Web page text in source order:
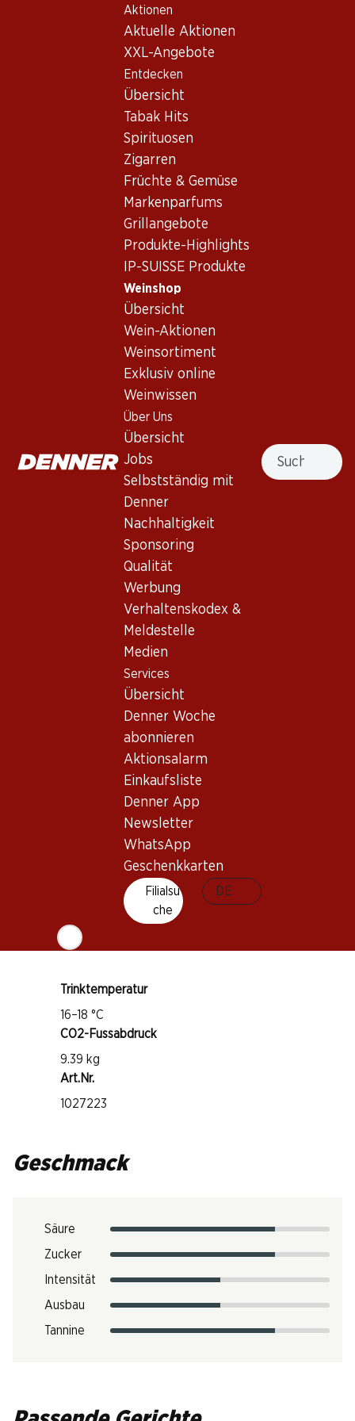
Aktionen
Aktuelle Aktionen
XXL-Angebote
Entdecken
Übersicht
Tabak Hits
Spirituosen
Zigarren
Früchte & Gemüse
Markenparfums
Grillangebote
Produkte-Highlights
IP-SUISSE Produkte
Weinshop
Übersicht
Wein-Aktionen
Weinsortiment
Exklusiv online
Weinwissen
Über Uns
Übersicht
Jobs
Selbstständig mit
Denner
Nachhaltigkeit
Sponsoring
Qualität
Werbung
Verhaltenskodex &
Meldestelle
Medien
Services
Übersicht
Denner Woche
abonnieren
Aktionsalarm
Einkaufsliste
Denner App
Newsletter
WhatsApp
Geschenkkarten
Filialsu
che
DE
Suche
Wein/Champagner
Sizilien
Bio Oynos Nero d’Avola/Merlot Sicilia DOC
Vorderseite Rückseite
Bio Oynos Nero d’Avola/Merlot
Sizilien, 2025
Purpurrot. Intensive Brombeer- und Himbeeraromen.
Weiche, samtige Tannine, voll und lang im Gaumen.
Wissenswertes
Nero d'Avola
Bio
Trinktemperatur
16–18 °C
CO2-Fussabdruck
9.39 kg
Art.Nr.
1027223
Geschmack
Säure
Zucker
Intensität
Ausbau
Tannine